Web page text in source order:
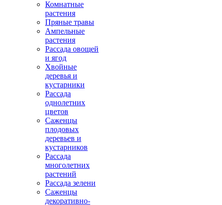
Комнатные
растения
Пряные травы
Ампельные
растения
Рассада овощей
и ягод
Хвойные
деревья и
кустарники
Рассада
однолетних
цветов
Саженцы
плодовых
деревьев и
кустарников
Рассада
многолетних
растений
Рассада зелени
Саженцы
декоративно-